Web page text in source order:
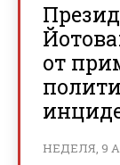
от
НЕДЕЛЯ, 9